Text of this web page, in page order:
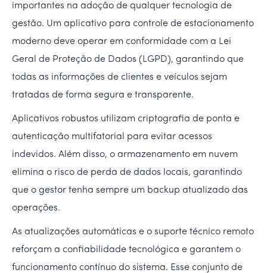
importantes na adoção de qualquer tecnologia de
gestão. Um aplicativo para controle de estacionamento
moderno deve operar em conformidade com a Lei
Geral de Proteção de Dados (LGPD), garantindo que
todas as informações de clientes e veículos sejam
tratadas de forma segura e transparente.
Aplicativos robustos utilizam criptografia de ponta e
autenticação multifatorial para evitar acessos
indevidos. Além disso, o armazenamento em nuvem
elimina o risco de perda de dados locais, garantindo
que o gestor tenha sempre um backup atualizado das
operações.
As atualizações automáticas e o suporte técnico remoto
reforçam a confiabilidade tecnológica e garantem o
funcionamento contínuo do sistema. Esse conjunto de